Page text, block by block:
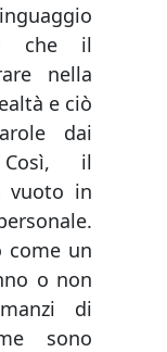
che il
nella
e ciò
dai
Così, il
vuoto in
come un
o non
di
sono